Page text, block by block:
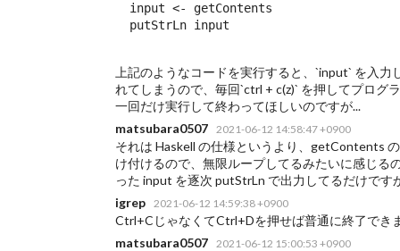
  input <- getContents
  putStrLn input
上記のようなコードを実行すると、`input` を入
れてしまうので、毎回`ctrl + c(z)` を押してプログ
一回だけ実行して終わってほしいのですが...
matsubara0507
2021-06-12 14:58:47 +0900
それは Haskell の仕様というより、getContents
け付けるので、無限ループしてるみたいに感じる
った input を逐次 putStrLn で出力してるだけです
igrep
2021-06-12 14:59:38 +0900
Ctrl+CじゃなくてCtrl+Dを押せば普通に終了でき
matsubara0507
2021-06-12 15:00:53 +0900